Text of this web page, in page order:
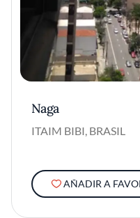
Naga
ITAIM BIBI, BRASIL
AÑADIR A